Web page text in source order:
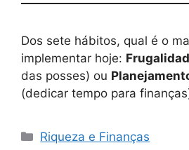
Dos sete hábitos, qual é o
implementar hoje:
das posses) ou
(dedicar tempo para
Categorias
Riqueza e Finanças